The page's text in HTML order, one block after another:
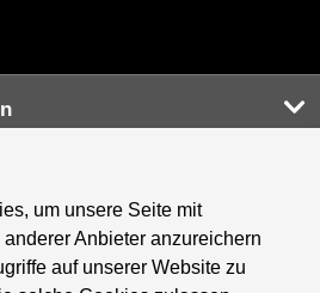
um unsere Seite mit
Anbieter anzureichern
auf unserer Website zu